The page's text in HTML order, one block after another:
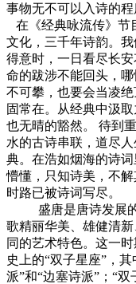
事物无不可以入诗的程
在《经典咏流传》节
文化，三千年诗韵。
得意时，一日看尽长安
命的跋涉不能回头，
不可攀，也要会当凌绝
固常在。从经典中汲
也无晴的豁然。
待到
水的古诗串联，道尽
典。在浩如烟海的诗
懵懂，只知诗美，不
时路已被诗词写尽。
盛唐是唐诗发展
歌精丽华美、雄健清
同的艺术特色。这一
史上的“双子星座”，
派”和“边塞诗派”；“